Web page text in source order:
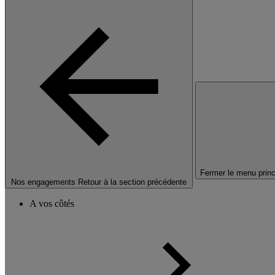
Nos engagements Retour à la section précédente
Fermer le menu
A vos côtés